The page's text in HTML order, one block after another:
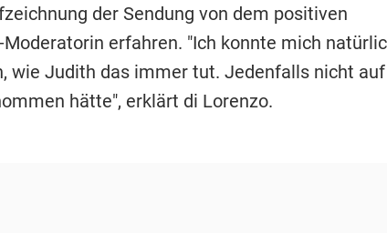
der Sendung von dem positiven
erfahren. "Ich konnte mich
wie Judith das immer tut. Jedenfalls nicht auf
hätte", erklärt di Lorenzo.